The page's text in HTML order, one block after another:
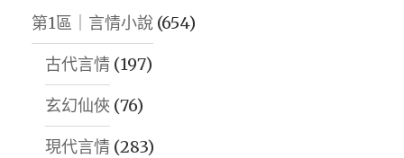
第1區｜言情小說 (654)
古代言情 (197)
玄幻仙俠 (76)
現代言情 (283)